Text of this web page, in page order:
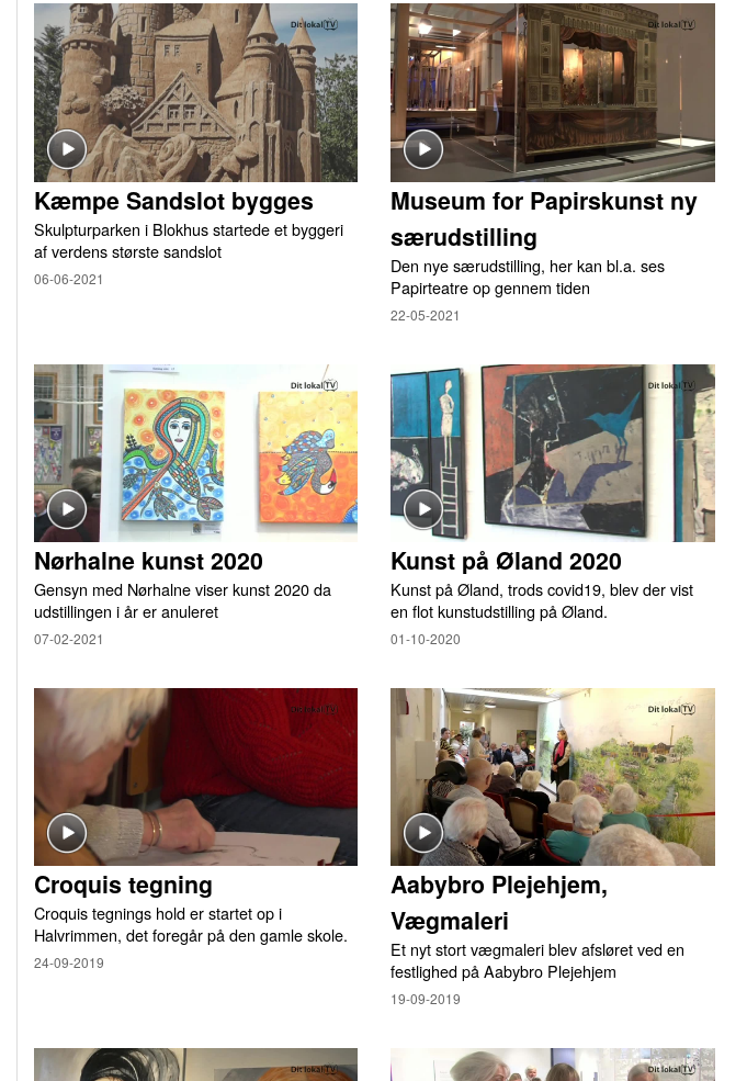
Kæmpe Sandslot bygges
Skulpturparken i Blokhus startede et byggeri
af verdens største sandslot
06-06-2021
Museum for Papirskunst ny
særudstilling
Den nye særudstilling, her kan bl.a. ses
Papirteatre op gennem tiden
22-05-2021
Nørhalne kunst 2020
Gensyn med Nørhalne viser kunst 2020 da
udstillingen i år er anuleret
07-02-2021
Kunst på Øland 2020
Kunst på Øland, trods covid19, blev der vist
en flot kunstudstilling på Øland.
01-10-2020
Croquis tegning
Croquis tegnings hold er startet op i
Halvrimmen, det foregår på den gamle skole.
24-09-2019
Aabybro Plejehjem,
Vægmaleri
Et nyt stort vægmaleri blev afsløret ved en
festlighed på Aabybro Plejehjem
19-09-2019